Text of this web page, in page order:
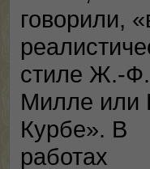
говорили,
стиле Ж.-Ф.
Милле или
Курбе». В
работах